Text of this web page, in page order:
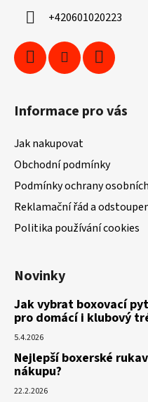
+420601020223
Informace pro vás
Jak nakupovat
Obchodní podmínky
Podmínky ochrany
Reklamační řád a
Politika používání cookies
Novinky
Jak vybrat boxovací
pro domácí i klubový
5.4.2026
Nejlepší boxerské
nákupu?
22.2.2026